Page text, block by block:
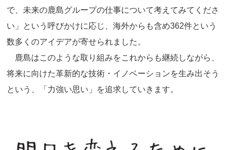
で、未来の鹿島グループの仕事について考えてみてくださ
い」という呼びかけに応じ、海外からも含め362件という
数多くのアイデアが寄せられました。
鹿島はこのような取り組みをこれからも継続しながら、
将来に向けた革新的な技術・イノベーションを生み出そう
という、「力強い思い」を追求していきます。